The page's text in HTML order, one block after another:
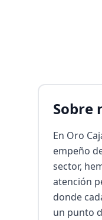
Sobre
En Oro
empeño
sector,
atención
donde
un punto